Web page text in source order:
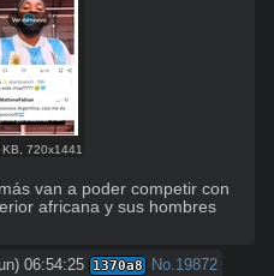
720x1441
van a poder competir con
africana y sus hombres
06:54:25 1370a8 No.19872